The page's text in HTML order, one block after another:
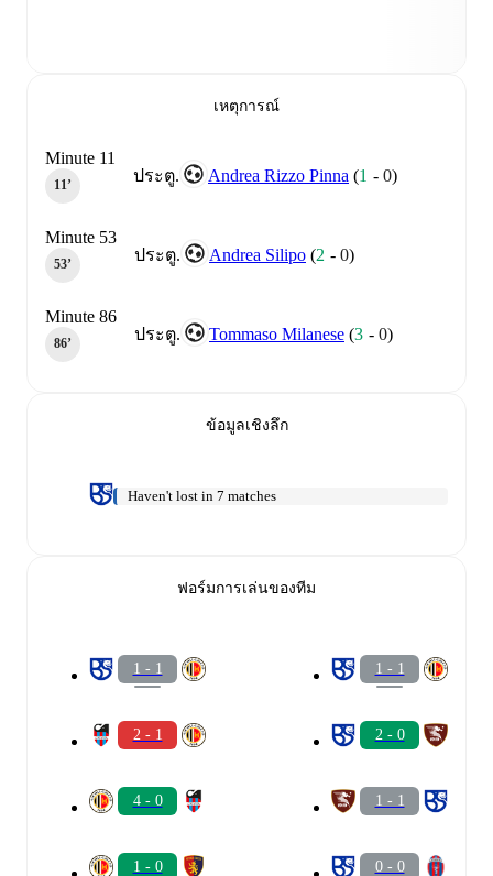
เหตุการณ์
ประตู. Andrea Rizzo Pinna (1 -0)
Minute 11
11‎’‎
ประตู. Andrea Silipo (2 -0)
Minute 53
53‎’‎
ประตู. Tommaso Milanese (3 -0)
Minute 86
86‎’‎
ข้อมูลเชิงลึก
Haven't lost in 7 matches
ฟอร์มการเล่นของทีม
1 - 1
2 - 1
4 - 0
1 - 0
1 - 1
2 - 0
1 - 1
0 - 0